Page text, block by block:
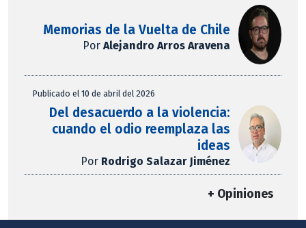
Memorias de la Vuelta de Chile
PorAlejandro Arros Aravena
Publicado el 10 de abril del 2026
Del desacuerdo a la violencia:
cuando el odio reemplaza las
ideas
Por Rodrigo Salazar Jiménez
+ Opiniones